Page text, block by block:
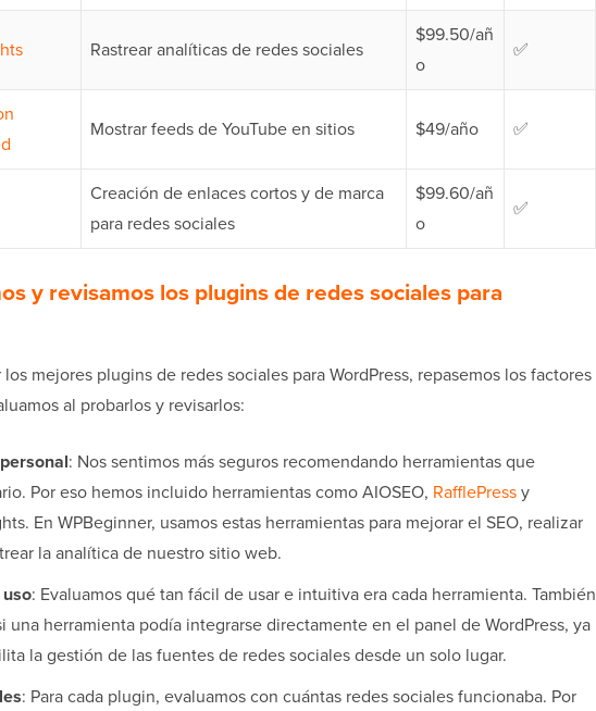
Rastrear analíticas de redes sociales
$99.50/añ
o
✅
Mostrar feeds de YouTube en sitios $49/año ✅
Creación de enlaces cortos y de marca
para redes sociales
$99.60/añ
o
✅
y revisamos los plugins de redes sociales para
mejores plugins de redes sociales para WordPress, repasemos los factores
al probarlos y revisarlos:
: Nos sentimos más seguros recomendando herramientas que
Por eso hemos incluido herramientas como AIOSEO, RafflePressy
En WPBeginner, usamos estas herramientas para mejorar el SEO, realizar
la analítica de nuestro sitio web.
: Evaluamos qué tan fácil de usar e intuitiva era cada herramienta. También
una herramienta podía integrarse directamente en el panel de WordPress, ya
la gestión de las fuentes de redes sociales desde un solo lugar.
: Para cada plugin, evaluamos con cuántas redes sociales funcionaba. Por